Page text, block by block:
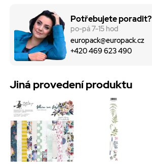
Potřebujete poradit?
po-pá 7-15 hod
europack@europack.cz
+420 469 623 490
Jiná provedení produktu